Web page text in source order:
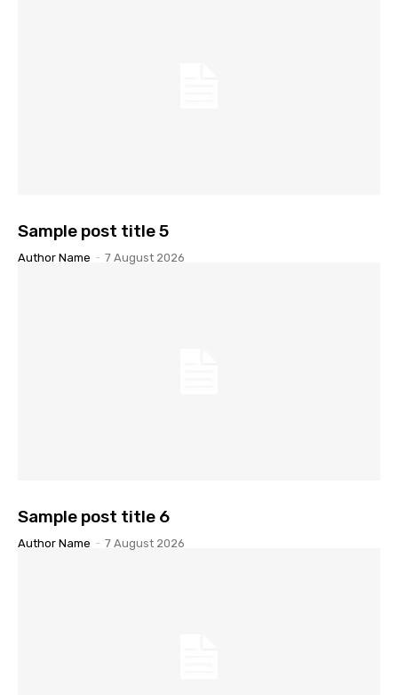
Sample post title 5
Author Name - 7 August 2026
Sample post title 6
Author Name - 7 August 2026